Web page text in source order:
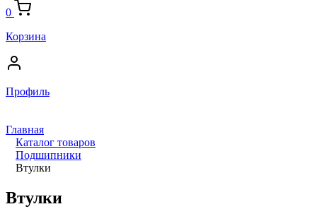
0
Корзина
Профиль
Главная
Каталог товаров
Подшипники
Втулки
Втулки